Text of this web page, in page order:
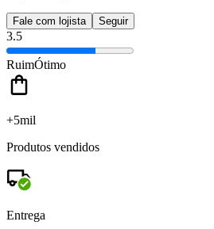
Fale com lojista Seguir
3.5
RuimÓtimo
+5mil
Produtos vendidos
Entrega